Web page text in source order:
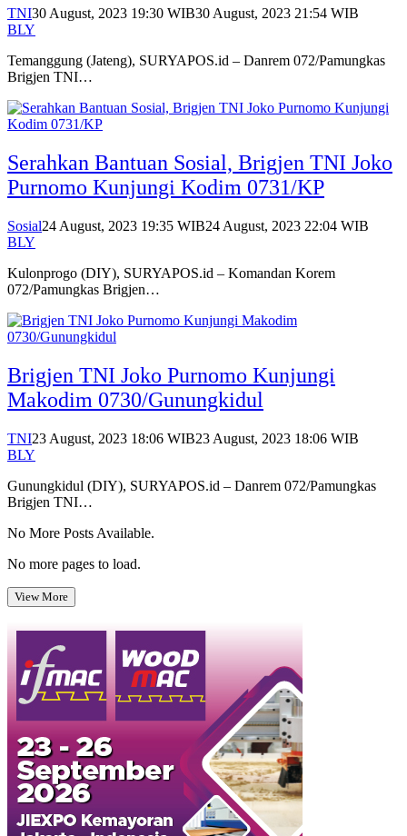
TNI30 August, 2023 19:30 WIB30 August, 2023 21:54 WIB
BLY
Temanggung (Jateng), SURYAPOS.id – Danrem 072/Pamungkas
Brigjen TNI…
Serahkan Bantuan Sosial, Brigjen TNI Joko
Purnomo Kunjungi Kodim 0731/KP
Sosial24 August, 2023 19:35 WIB24 August, 2023 22:04 WIB
BLY
Kulonprogo (DIY), SURYAPOS.id – Komandan Korem
072/Pamungkas Brigjen…
Brigjen TNI Joko Purnomo Kunjungi
Makodim 0730/Gunungkidul
TNI23 August, 2023 18:06 WIB23 August, 2023 18:06 WIB
BLY
Gunungkidul (DIY), SURYAPOS.id – Danrem 072/Pamungkas
Brigjen TNI…
No More Posts Available.
No more pages to load.
View More